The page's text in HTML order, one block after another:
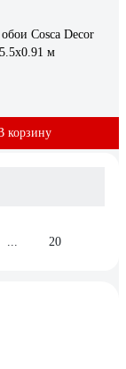
Cosca Decor
м
корзину
20